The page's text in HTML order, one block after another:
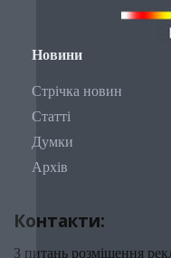
Новини
Стрічка новин
Статті
Думки
Архів
Контакти:
З питань розміщення